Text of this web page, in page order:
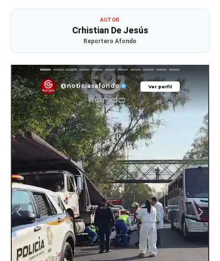
AUTOR
Crhistian De Jesús
Reportero Afondo
Ver perfil
@noticiasafondo Ver perfil